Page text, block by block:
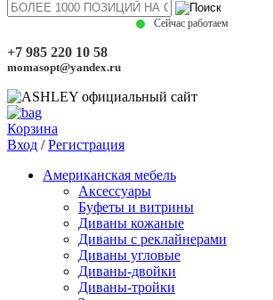
Сейчас работаем
+7 985 220 10 58
momasopt@yandex.ru
Корзина
Вход /Регистрация
Американская мебель
Аксессуары
Буфеты и витрины
Диваны кожаные
Диваны с реклайнерами
Диваны угловые
Диваны-двойки
Диваны-тройки